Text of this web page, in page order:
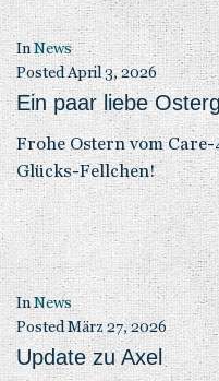
InNews
PostedApril 3, 2026
Ein paar liebe
Frohe Ostern vom
Glücks-Fellchen!
InNews
Posted März 27, 2026
Update zu Axel